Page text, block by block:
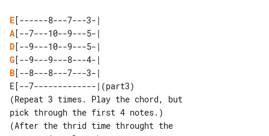
E
A
D
G
B[--8---8---7---3-|
E[--7-------------|(part3)
(Repeat 3 times. Play the chord, but
pick through the first 4 notes.)
(After the thrid time throught the